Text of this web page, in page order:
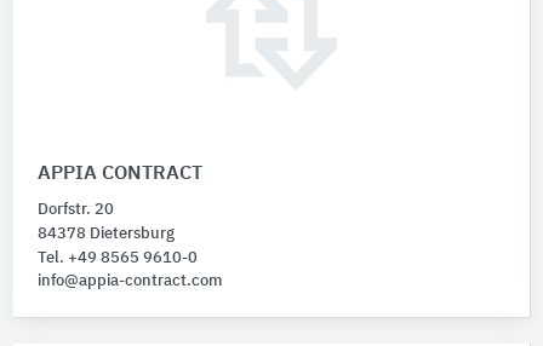
APPIA CONTRACT
Dorfstr. 20
84378 Dietersburg
Tel. +49 8565 9610-0
info@appia-contract.com